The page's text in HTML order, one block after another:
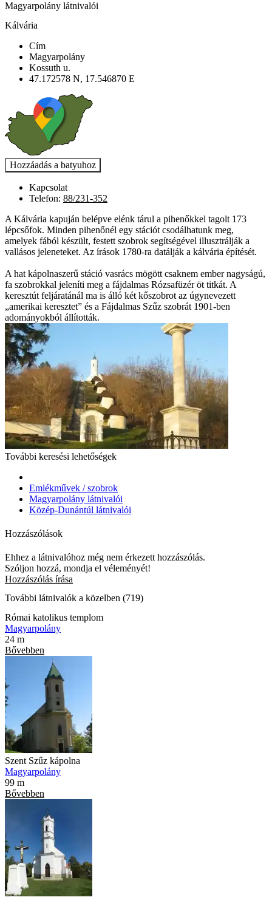
Magyarpolány látnivalói
Kálvária
Cím
Magyarpolány
Kossuth u.
47.172578 N, 17.546870 E
Kapcsolat
Telefon: 88/231-352
A Kálvária kapuján belépve elénk tárul a pihenőkkel tagolt 173
lépcsőfok. Minden pihenőnél egy stációt csodálhatunk meg,
amelyek fából készült, festett szobrok segítségével illusztrálják a
vallásos jeleneteket. Az írások 1780-ra datálják a kálvária építését.
A hat kápolnaszerű stáció vasrács mögött csaknem ember nagyságú,
fa szobrokkal jeleníti meg a fájdalmas Rózsafüzér öt titkát. A
keresztút feljáratánál ma is álló két kőszobrot az úgynevezett
„amerikai keresztet” és a Fájdalmas Szűz szobrát 1901-ben
adományokból állították.
További keresési lehetőségek
Emlékművek / szobrok
Magyarpolány látnivalói
Közép-Dunántúl látnivalói
Hozzászólások
Ehhez a látnivalóhoz még nem érkezett hozzászólás.
Szóljon hozzá, mondja el véleményét!
Hozzászólás írása
További látnivalók a közelben (719)
Római katolikus templom
Magyarpolány
24 m
Bővebben
Szent Szűz kápolna
Magyarpolány
99 m
Bővebben